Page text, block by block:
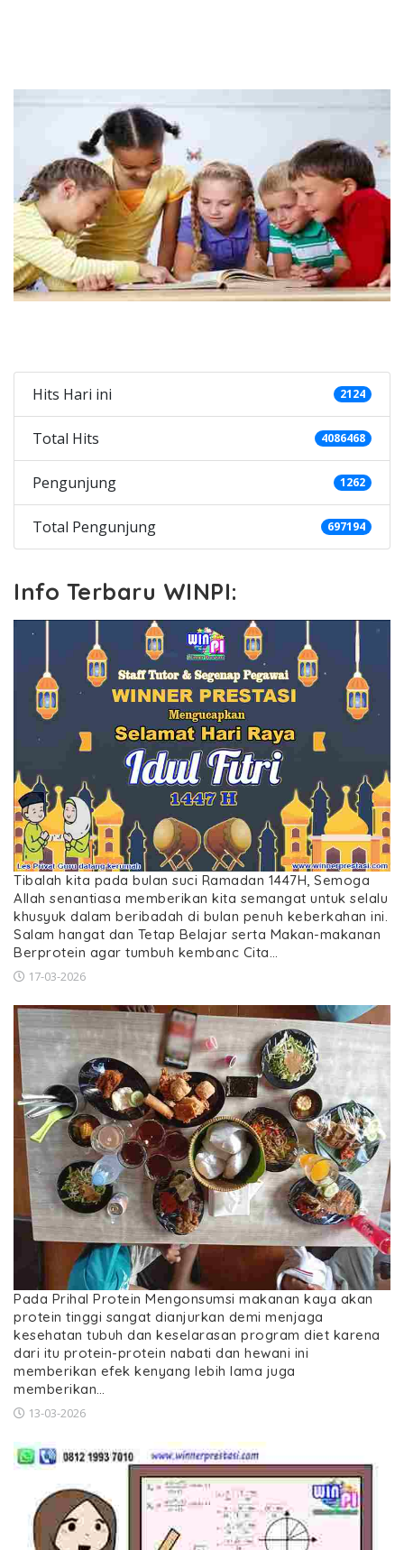
Hits Hari ini 2124
Total Hits 4086468
Pengunjung 1262
Total Pengunjung 697194
Info Terbaru WINPI:
Tibalah kita pada bulan suci Ramadan 1447H, Semoga
Allah senantiasa memberikan kita semangat untuk selalu
khusyuk dalam beribadah di bulan penuh keberkahan ini.
Salam hangat dan Tetap Belajar serta Makan-makanan
Berprotein agar tumbuh kembanc Cita…
17-03-2026
Pada Prihal Protein Mengonsumsi makanan kaya akan
protein tinggi sangat dianjurkan demi menjaga
kesehatan tubuh dan keselarasan program diet karena
dari itu protein-protein nabati dan hewani ini
memberikan efek kenyang lebih lama juga
memberikan…
13-03-2026